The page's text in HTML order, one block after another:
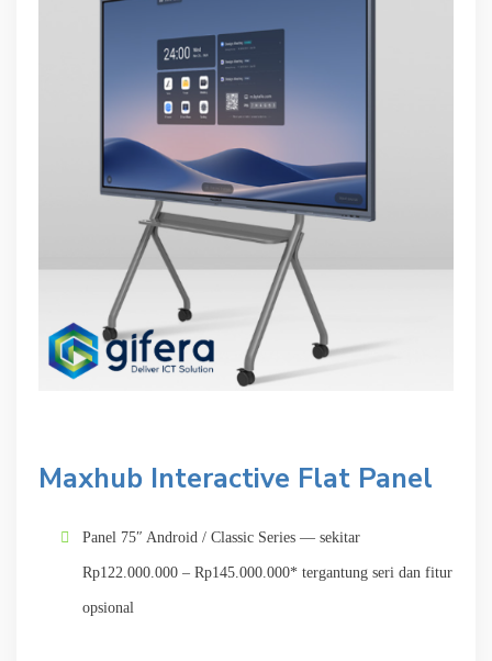
Maxhub Interactive Flat Panel
Panel 75″ Android / Classic Series — sekitar
Rp122.000.000 – Rp145.000.000* tergantung seri dan fitur
opsional